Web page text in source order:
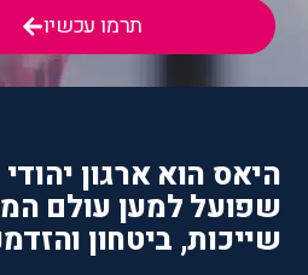
תרמו עכשיו
היאס הוא ארגון יהודי
שפועל למען עולם
שייכות, ביטחון